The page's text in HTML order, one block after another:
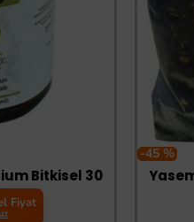
Bitkisel 30
Fiyat
-45 %